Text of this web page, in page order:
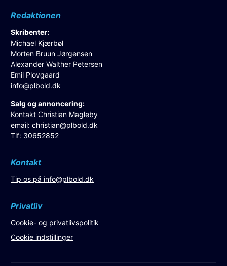
Redaktionen
Skribenter:
Michael Kjærbøl
Morten Bruun Jørgensen
Alexander Walther Petersen
Emil Plovgaard
info@plbold.dk
Salg og annoncering:
Kontakt Christian Magleby
email:christian@plbold.dk
Tlf: 30652852
Kontakt
Tip os på info@plbold.dk
Privatliv
Cookie- og privatlivspolitik
Cookie indstillinger